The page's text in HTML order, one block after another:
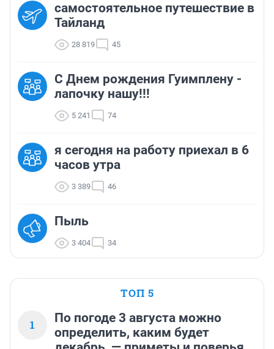
самостоятельное путешествие в
Тайланд
28 819 45
С Днем рождения Гуимплену -
лапочку нашу!!!
5 241 74
я сегодня на работу приехал в 6
часов утра
3 389 46
Пыль
3 404 34
ТОП 5
1
По погоде 3 августа можно
определить, каким будет